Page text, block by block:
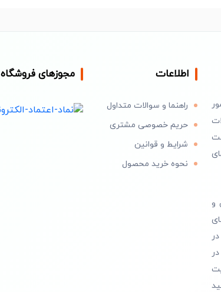
و
اطلاعات
راهنما و سوالات متداول
حریم خصوصی مشتری
شرایط و قوانین
نحوه خرید محصول
مجوزهای فروشگاه